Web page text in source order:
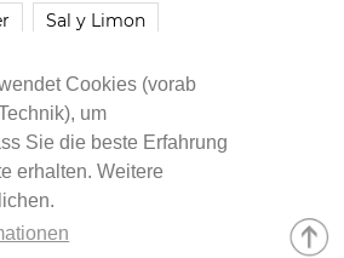
Cookies (vorab
um
Sie die beste Erfahrung
erhalten. Weitere
Sal y Limon
smash! Steve Madden
Zara